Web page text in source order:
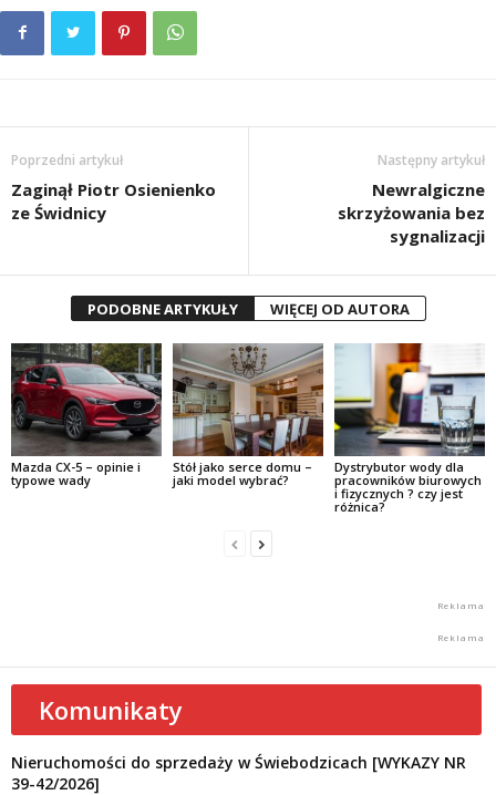
Poprzedni artykuł
Zaginął Piotr Osienienko
ze Świdnicy
Następny artykuł
Newralgiczne
skrzyżowania bez
sygnalizacji
PODOBNE ARTYKUŁY WIĘCEJ OD AUTORA
Mazda CX-5 – opinie i
typowe wady
Stół jako serce domu –
jaki model wybrać?
Dystrybutor wody dla
pracowników biurowych
i fizycznych ? czy jest
różnica?
Komunikaty
Nieruchomości do sprzedaży w Świebodzicach [WYKAZY NR
39-42/2026]